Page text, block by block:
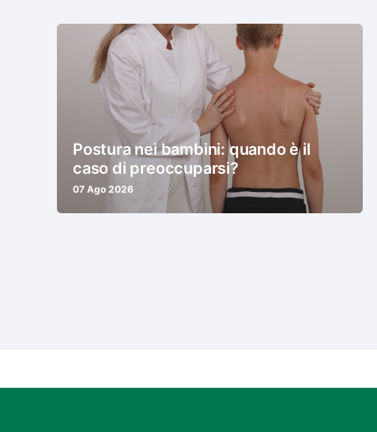
Postura nei bambini: quando è il
caso di preoccuparsi?
07 Ago 2026